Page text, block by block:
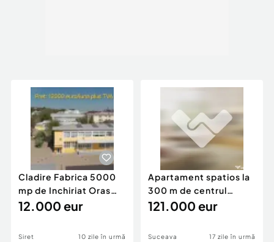
Cladire Fabrica 5000
mp de Inchiriat Oras
Siret Suceava
12.000 eur
Siret 10 zile în urmă
Apartament spatios la
300 m de centrul
orasului Suceava
121.000 eur
Suceava 17 zile în urmă